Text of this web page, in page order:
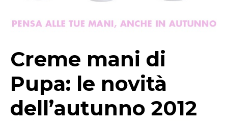
Creme mani di
Pupa: le novità
dell’autunno 2012